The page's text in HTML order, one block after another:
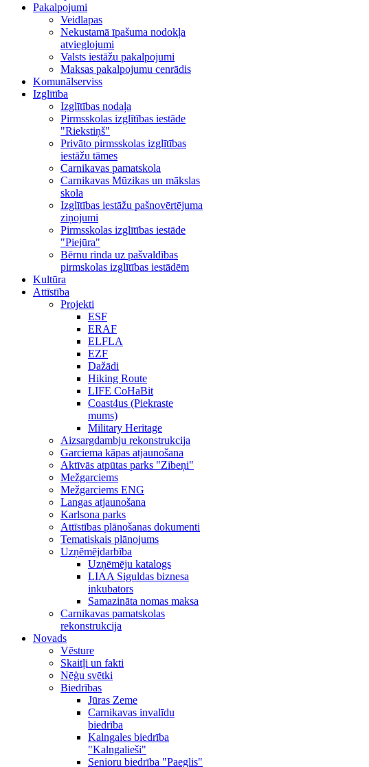
Pakalpojumi
Veidlapas
Nekustamā īpašuma nodokļa
atvieglojumi
Valsts iestāžu pakalpojumi
Maksas pakalpojumu cenrādis
Komunālserviss
Izglītība
Izglītības nodaļa
Pirmsskolas izglītības iestāde
"Riekstiņš"
Privāto pirmsskolas izglītības
iestāžu tāmes
Carnikavas pamatskola
Carnikavas Mūzikas un mākslas
skola
Izglītības iestāžu pašnovērtējuma
ziņojumi
Pirmsskolas izglītības iestāde
"Piejūra"
Bērnu rinda uz pašvaldības
pirmskolas izglītības iestādēm
Kultūra
Attīstība
Projekti
ESF
ERAF
ELFLA
EZF
Dažādi
Hiking Route
LIFE CoHaBit
Coast4us (Piekraste
mums)
Military Heritage
Aizsargdambju rekonstrukcija
Garciema kāpas atjaunošana
Aktīvās atpūtas parks "Zibeņi"
Mežgarciems
Mežgarciems ENG
Langas atjaunošana
Karlsona parks
Attīstības plānošanas dokumenti
Tematiskais plānojums
Uzņēmējdarbība
Uzņēmēju katalogs
LIAA Siguldas biznesa
inkubators
Samazināta nomas maksa
Carnikavas pamatskolas
rekonstrukcija
Novads
Vēsture
Skaitļi un fakti
Nēģu svētki
Biedrības
Jūras Zeme
Carnikavas invalīdu
biedrība
Kalngales biedrība
"Kalngalieši"
Senioru biedrība "Paeglis"